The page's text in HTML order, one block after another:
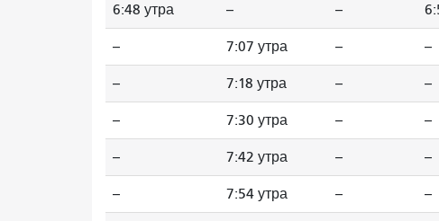
6:48 утра -- --
-- 7:07 утра -- --
-- 7:18 утра -- --
-- 7:30 утра -- --
-- 7:42 утра -- --
-- 7:54 утра -- --